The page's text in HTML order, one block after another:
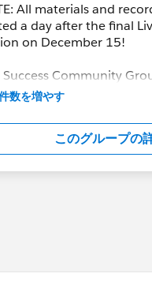
All materials and
a day after the final
on December 15!
Success Community
the end of February 2018.
数を増やす
このグループの